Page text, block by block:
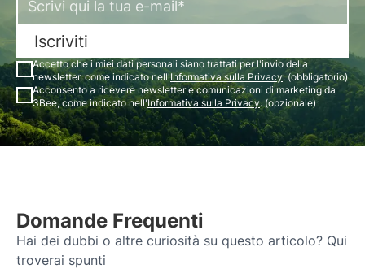
Iscriviti
Accetto che i miei dati personali siano trattati per l'invio della
newsletter, come indicato nell'Informativa sulla Privacy. (obbligatorio)
Acconsento a ricevere newsletter e comunicazioni di marketing da
3Bee, come indicato nell'Informativa sulla Privacy. (opzionale)
Domande Frequenti
Hai dei dubbi o altre curiosità su questo articolo? Qui
troverai spunti